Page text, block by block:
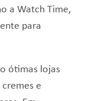
a Watch Time,
para
ótimas lojas
e